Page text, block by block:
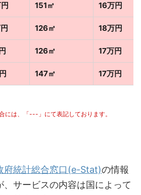
151㎡ 16万円
126㎡ 18万円
126㎡ 17万円
147㎡ 17万円
には、「---」にて表記しております。
府統計総合窓口(e-Stat)の情報
、サービスの内容は国によって